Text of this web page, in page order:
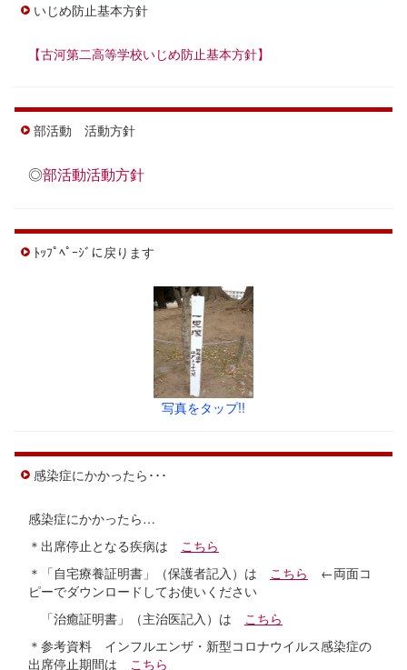
いじめ防止基本方針
【古河第二高等学校いじめ防止基本方針】
部活動 活動方針
◎部活動活動方針
ﾄｯﾌﾟﾍﾟｰｼﾞに戻ります
写真をタップ!!
感染症にかかったら･･･
感染症にかかったら…
＊出席停止となる疾病は こちら
＊「自宅療養証明書」（保護者記入）は こちら ←両面コ
ピーでダウンロードしてお使いください
「治癒証明書」（主治医記入）は こちら
＊参考資料 インフルエンザ・新型コロナウイルス感染症の
出席停止期間は こちら